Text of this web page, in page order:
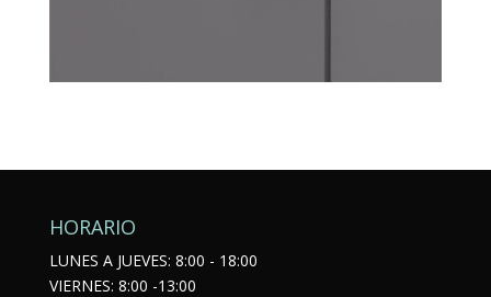
HORARIO
LUNES A JUEVES: 8:00 - 18:00
VIERNES: 8:00 -13:00